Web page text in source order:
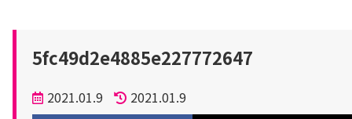
5fc49d2e4885e227772647
投 2021.01.9
2021.01.9